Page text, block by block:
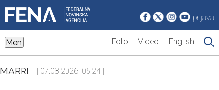
prijava
Meni Foto Video English
MARRI | 07.08.2026. 05:24 |